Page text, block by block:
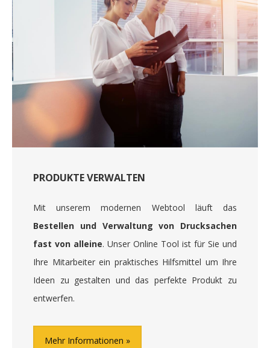
PRODUKTE VERWALTEN
Mit unserem modernen Webtool läuft das
Bestellen und Verwaltung von Drucksachen
fast von alleine. Unser Online Tool ist für Sie und
Ihre Mitarbeiter ein praktisches Hilfsmittel um Ihre
Ideen zu gestalten und das perfekte Produkt zu
entwerfen.
Mehr Informationen